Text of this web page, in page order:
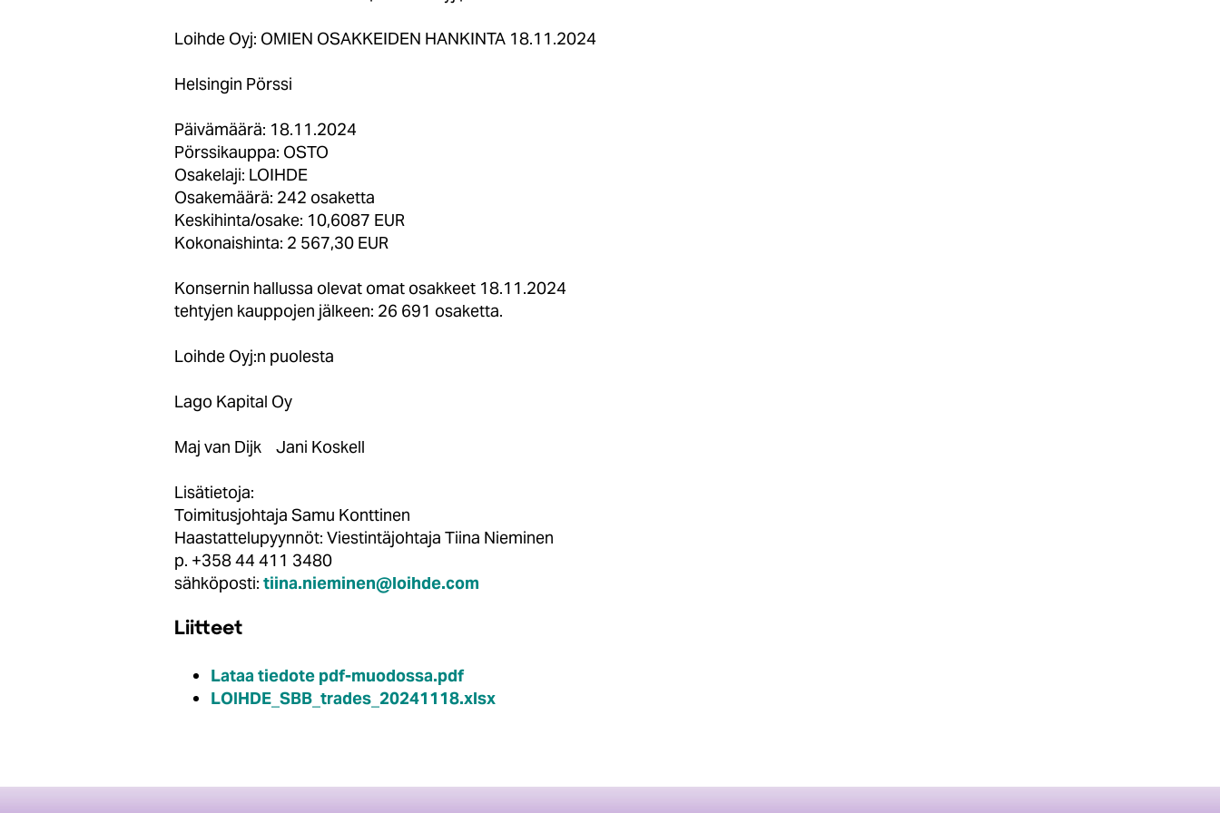
Loihde Oyj: OMIEN OSAKKEIDEN HANKINTA 18.11.2024
Helsingin Pörssi
Päivämäärä: 18.11.2024
Pörssikauppa: OSTO
Osakelaji: LOIHDE
Osakemäärä: 242 osaketta
Keskihinta/osake: 10,6087 EUR
Kokonaishinta: 2 567,30 EUR
Konsernin hallussa olevat omat osakkeet 18.11.2024
tehtyjen kauppojen jälkeen: 26 691 osaketta.
Loihde Oyj:n puolesta
Lago Kapital Oy
Maj van Dijk Jani Koskell
Lisätietoja:
Toimitusjohtaja Samu Konttinen
Haastattelupyynnöt: Viestintäjohtaja Tiina Nieminen
p. +358 44 411 3480
sähköposti: tiina.nieminen@loihde.com
Liitteet
Lataa tiedote pdf-muodossa.pdf
LOIHDE_SBB_trades_20241118.xlsx